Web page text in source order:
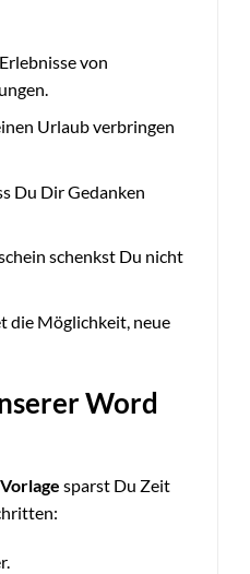
von
Urlaub verbringen
Du Dir Gedanken
schenkst Du nicht
die Möglichkeit, neue
Word
sparst Du Zeit